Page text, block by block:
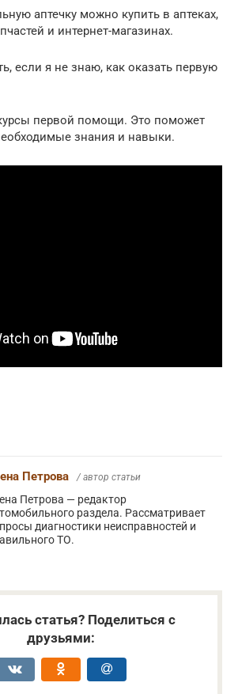
аптечку можно купить в аптеках,
и интернет-магазинах.
если я не знаю, как оказать первую
первой помощи. Это поможет
знания и навыки.
Петрова / автор статьи
Петрова — редактор
раздела. Рассматривает
диагностики неисправностей и
ТО.
статья? Поделиться с
друзьями: